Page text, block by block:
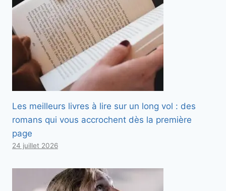
Les meilleurs livres à lire sur un long vol : des
romans qui vous accrochent dès la première
page
24 juillet 2026